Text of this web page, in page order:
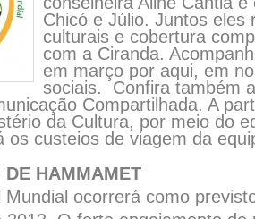
Chicó e Júlio. Juntos eles
culturais e cobertura
com a Ciranda.
em março por aqui, em
sociais. Confira também
Compartilhada. A
da Cultura, por meio do
os custeios de viagem da
DE HAMMAMET
Mundial ocorrerá como